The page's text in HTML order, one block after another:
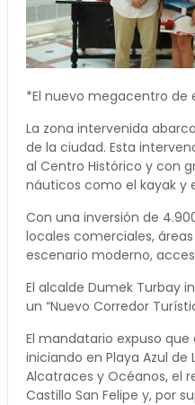
*El nuevo megacentro de
La zona intervenida
de la ciudad. Esta
al Centro Histórico y con
náuticos como el kayak y
Con una inversión de
locales comerciales,
escenario moderno,
El alcalde Dumek Turbay
un “Nuevo Corredor
El mandatario expuso
iniciando en Playa Azul
Alcatraces y Océanos, el
Castillo San Felipe y, por